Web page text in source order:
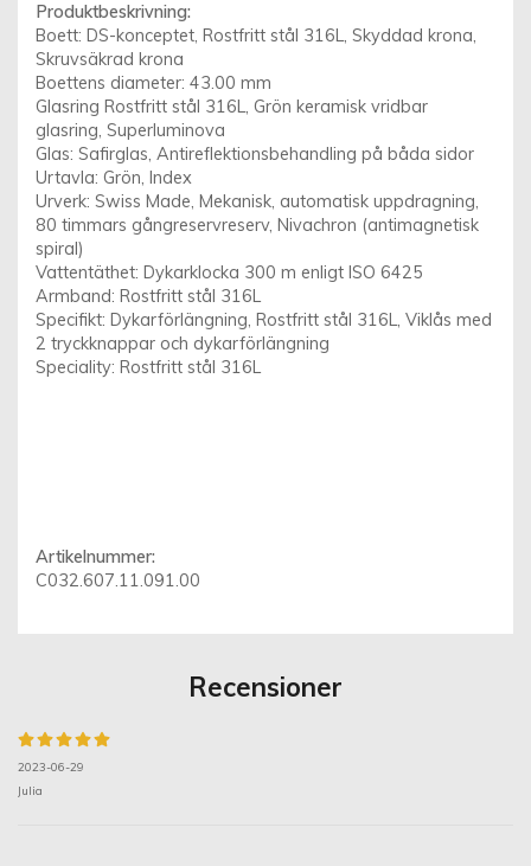
Produktbeskrivning:
Boett: DS-konceptet, Rostfritt stål 316L, Skyddad krona,
Skruvsäkrad krona
Boettens diameter: 43.00 mm
Glasring Rostfritt stål 316L, Grön keramisk vridbar
glasring, Superluminova
Glas: Safirglas, Antireflektionsbehandling på båda sidor
Urtavla: Grön, Index
Urverk: Swiss Made, Mekanisk, automatisk uppdragning,
80 timmars gångreservreserv, Nivachron (antimagnetisk
spiral)
Vattentäthet: Dykarklocka 300 m enligt ISO 6425
Armband: Rostfritt stål 316L
Specifikt: Dykarförlängning, Rostfritt stål 316L, Viklås med
2 tryckknappar och dykarförlängning
Speciality: Rostfritt stål 316L
Artikelnummer:
C032.607.11.091.00
Recensioner
2023-06-29
Julia